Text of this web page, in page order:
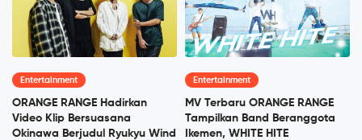
Entertainment
ORANGE RANGE Hadirkan
Video Klip Bersuasana
Okinawa Berjudul Ryukyu Wind
Entertainment
MV Terbaru ORANGE RANGE
Tampilkan Band Beranggota
Ikemen, WHITE HITE